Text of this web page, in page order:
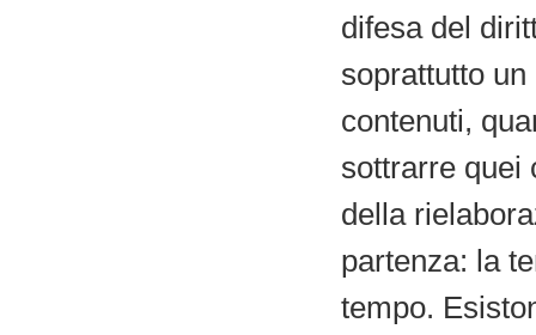
difesa del
soprattutto
contenuti,
sottrarre quei
della
partenza: la
tempo.